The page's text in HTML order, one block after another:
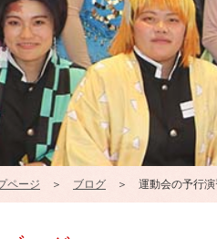
ページ ＞ ブログ ＞ 運動会の予行演